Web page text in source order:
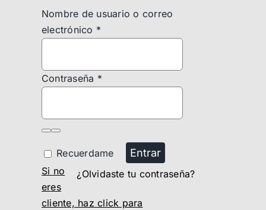
Nombre de usuario o correo
electrónico *
Contraseña *
Recuerdame Entrar
¿Olvidaste tu contraseña?
Si no
eres
cliente, haz click para